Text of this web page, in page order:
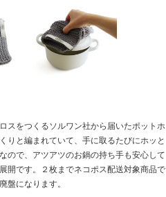
スをつくるソルワン社から届いたポットホ
りと編まれていて、手に取るたびにホッと
ので、アツアツのお鍋の持ち手も安心して
開です。２枚までネコポス配送対象商品で
盤になります。